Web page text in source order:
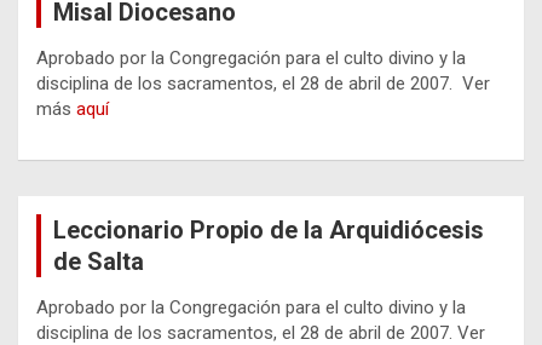
Misal Diocesano
Aprobado por la Congregación para el culto divino y la
disciplina de los sacramentos, el 28 de abril de 2007. Ver
más aquí
Leccionario Propio de la Arquidiócesis
de Salta
Aprobado por la Congregación para el culto divino y la
disciplina de los sacramentos, el 28 de abril de 2007. Ver